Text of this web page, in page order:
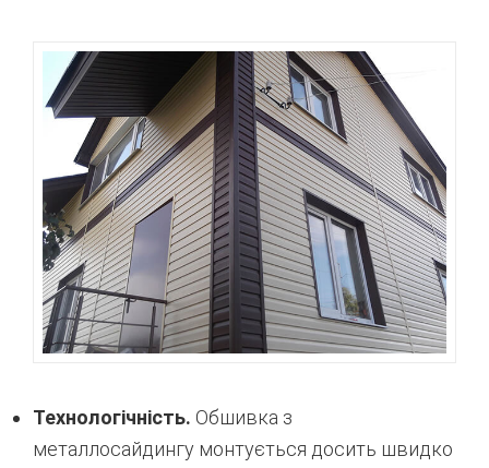
Технологічність. Обшивка з
металлосайдингу монтується досить швидко